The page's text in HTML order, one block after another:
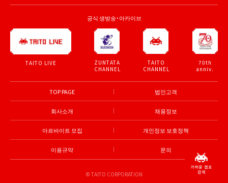
공식 생방송・아카이브
TAITO LIVE
ZUNTATA
CHANNEL
TAITO
CHANNEL
70th
anniv.
TOP PAGE 법인고객
회사소개 채용정보
아르바이트 모집 개인정보 보호정책
이용규약 문의
© TAITO CORPORATION